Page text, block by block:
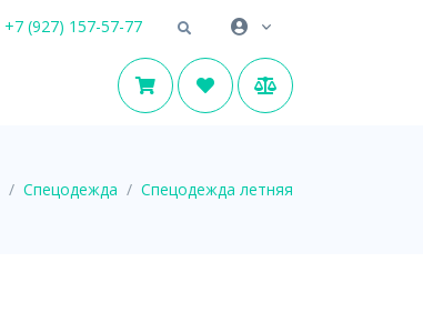
+7 (927) 157-57-77
Спецодежда Спецодежда летняя